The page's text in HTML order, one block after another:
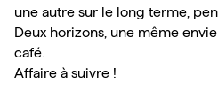
une autre sur le long terme,
Deux horizons, une même
café.